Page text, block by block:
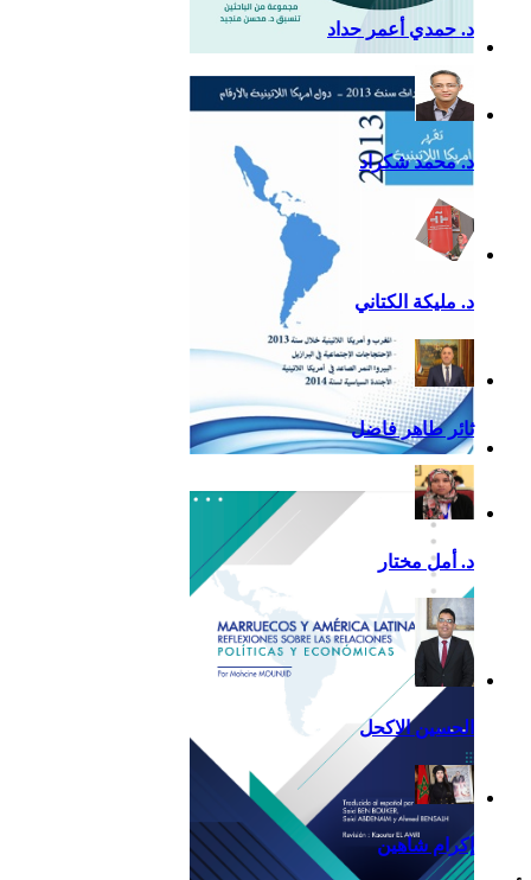
التقرير السياسي لأمريكا
اللاتينية للعام 2020
تقرير أمريكا اللاتينية لسنة
2013
د. حمدي أعمر حداد
د. محمد شكراد
د. مليكة الكتاني
ثائر طاهر فاضل
د. أمل مختار
الحسين الاكحل
إكرام شاهين